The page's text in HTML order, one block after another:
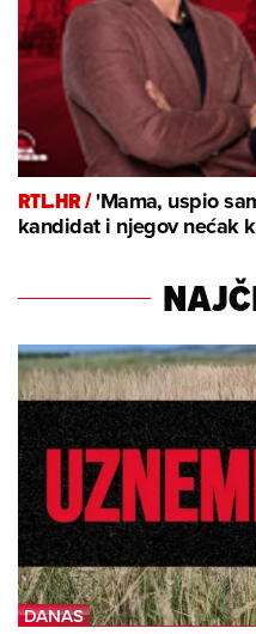
RTL.HR /'Mama, uspio
kandidat i njegov nećak